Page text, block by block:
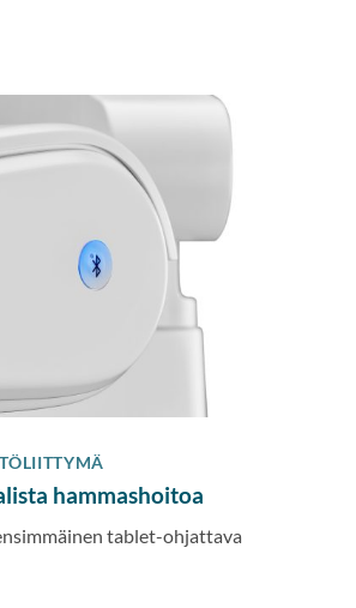
hammashoitoa
tablet-ohjattava